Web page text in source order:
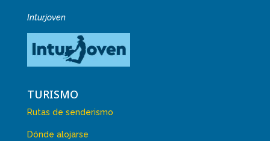
Inturjoven
TURISMO
Rutas de senderismo
Dónde alojarse